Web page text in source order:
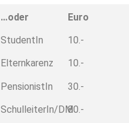
…oder
StudentIn
Elternkarenz
PensionistIn
SchulleiterIn/DM
Euro
10.-
10.-
30.-
80.-